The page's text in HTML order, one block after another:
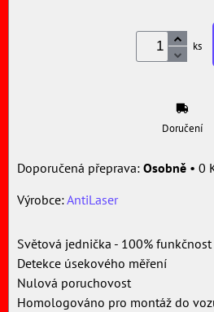
ks
Doručení
Osobně • 0
Výrobce:AntiLaser
Světová jednička - 100% funkčnost
Detekce úsekového měření
Nulová poruchovost
Homologováno pro montáž do